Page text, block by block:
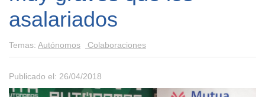
asalariados
Temas: Autónomos Colaboraciones
Publicado el: 26/04/2018